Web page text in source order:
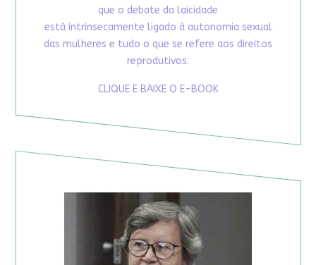
que o debate da laicidade
está intrinsecamente ligado à autonomia sexual
das mulheres e tudo o que se refere aos direitos
reprodutivos.
CLIQUE E BAIXE O E-BOOK